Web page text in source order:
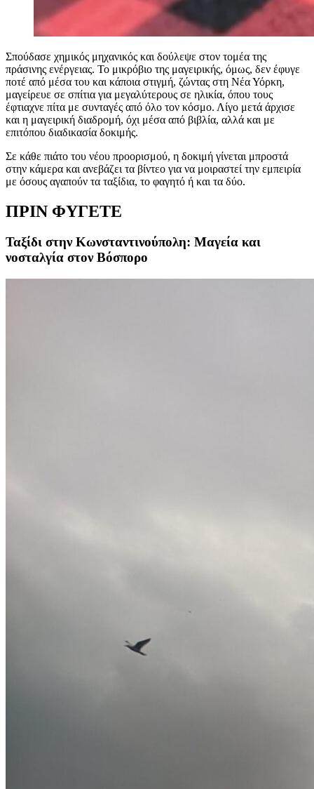
Σπούδασε χημικός μηχανικός και δούλεψε στον τομέα της
πράσινης ενέργειας. Το μικρόβιο της μαγειρικής, όμως, δεν έφυγε
ποτέ από μέσα του και κάποια στιγμή, ζώντας στη Νέα Υόρκη,
μαγείρευε σε σπίτια για μεγαλύτερους σε ηλικία, όπου τους
έφτιαχνε πίτα με συνταγές από όλο τον κόσμο. Λίγο μετά άρχισε
και η μαγειρική διαδρομή, όχι μέσα από βιβλία, αλλά και με
επιτόπου διαδικασία δοκιμής.
Σε κάθε πιάτο του νέου προορισμού, η δοκιμή γίνεται μπροστά
στην κάμερα και ανεβάζει τα βίντεο για να μοιραστεί την εμπειρία
με όσους αγαπούν τα ταξίδια, το φαγητό ή και τα δύο.
ΠΡΙΝ ΦΥΓΕΤΕ
Ταξίδι στην Κωνσταντινούπολη: Μαγεία και
νοσταλγία στον Βόσπορο